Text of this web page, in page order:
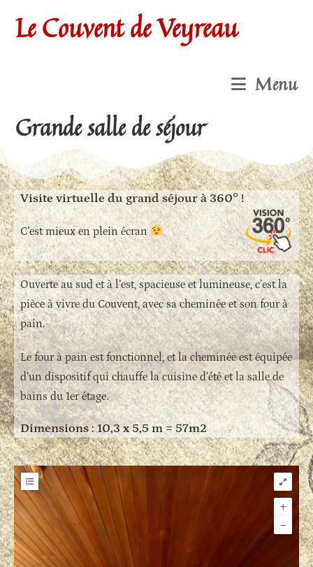
Le Couvent de Veyreau
Menu
Grande salle de séjour
Visite virtuelle du grand séjour à 360° !
C’est mieux en plein écran
Ouverte au sud et à l’est, spacieuse et lumineuse, c’est la
pièce à vivre du Couvent, avec sa cheminée et son four à
pain.
Le four à pain est fonctionnel, et la cheminée est équipée
d’un dispositif qui chauffe la cuisine d’été et la salle de
bains du 1er étage.
Dimensions : 10,3 x 5,5 m = 57m2
Hotspot & Tour List